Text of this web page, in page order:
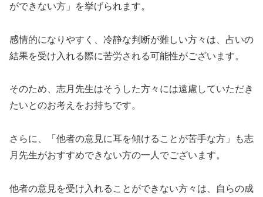
ができない方」を挙げられます。
感情的になりやすく、冷静な判断が難しい方々は、占いの
結果を受け入れる際に苦労される可能性がございます。
そのため、志月先生はそうした方々には遠慮していただき
たいとのお考えをお持ちです。
さらに、「他者の意見に耳を傾けることが苦手な方」も志
月先生がおすすめできない方の一人でございます。
他者の意見を受け入れることができない方々は、自らの成